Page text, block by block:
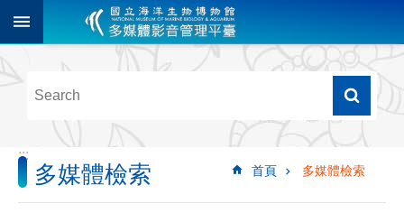
跳到主要內容區塊
階
尋
多
媒
:::
首頁 多媒體檢索
多媒體檢索